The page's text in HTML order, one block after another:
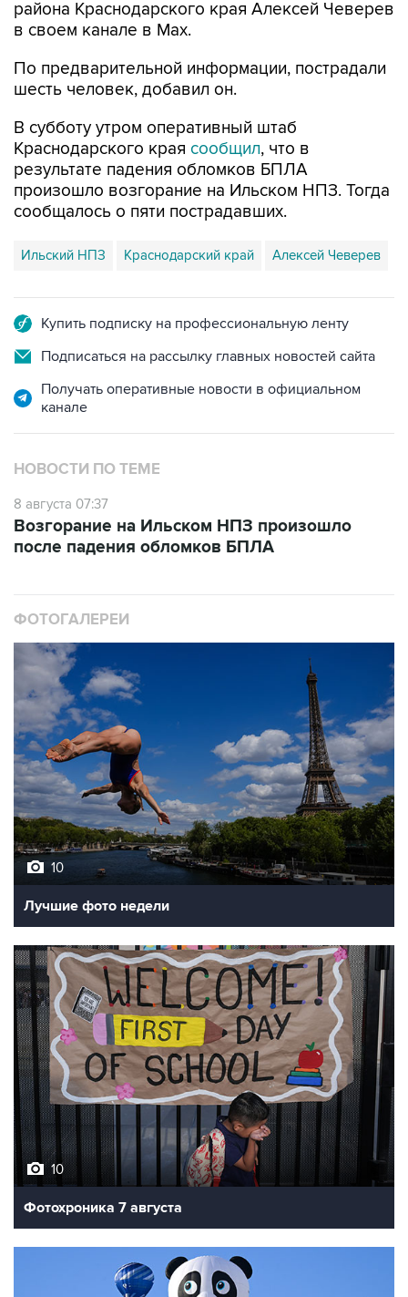
района Краснодарского края Алексей Чеверев
в своем канале в Max.
По предварительной информации, пострадали
шесть человек, добавил он.
В субботу утром оперативный штаб
Краснодарского края сообщил, что в
результате падения обломков БПЛА
произошло возгорание на Ильском НПЗ. Тогда
сообщалось о пяти пострадавших.
Ильский НПЗ Краснодарский край Алексей Чеверев
Купить подписку на профессиональную ленту
Подписаться на рассылку главных новостей сайта
Получать оперативные новости в официальном
канале
НОВОСТИ ПО ТЕМЕ
8 августа 07:37
Возгорание на Ильском НПЗ произошло
после падения обломков БПЛА
ФОТОГАЛЕРЕИ
10
Лучшие фото недели
10
Фотохроника 7 августа